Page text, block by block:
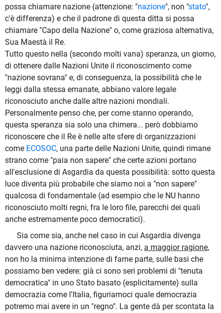
possa chiamare nazione (attenzione: "nazione", non "stato",
c'è differenza) e che il padrone di questa ditta si possa
chiamare "Capo della Nazione" o, come graziosa alternativa,
Sua Maestà il Re.
Tutto questo nella (secondo molti vana) speranza, un giorno,
di ottenere dalle Nazioni Unite il riconoscimento come
"nazione sovrana" e, di conseguenza, la possibilità che le
leggi dalla stessa emanate, abbiano valore legale
riconosciuto anche dalle altre nazioni mondiali.
Personalmente penso che, per come stanno operando,
questa speranza sia solo una chimera... però dobbiamo
riconoscere che il Re è nelle alte sfere di organizzazioni
come ECOSOC, una parte delle Nazioni Unite, quindi rimane
strano come "paia non sapere" che certe azioni portano
all'esclusione di Asgardia da questa possibilità: sotto questa
luce diventa più probabile che siamo noi a "non sapere"
qualcosa di fondamentale (ad esempio che le NU hanno
riconosciuto molti regni, fra le loro file, parecchi dei quali
anche estremamente poco democratici).
Sia come sia, anche nel caso in cui Asgardia divenga
davvero una nazione riconosciuta, anzi, a maggior ragione,
non ho la minima intenzione di farne parte, sulle basi che
possiamo ben vedere: già ci sono seri problemi di "tenuta
democratica" in uno Stato basato (esplicitamente) sulla
democrazia come l'Italia, figuriamoci quale democrazia
potremo mai avere in un "regno". La gente dà per scontata la